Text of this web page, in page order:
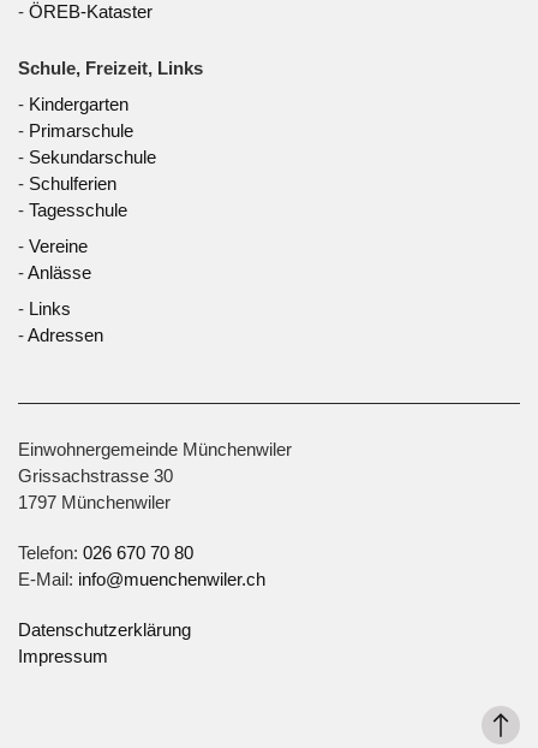
- ÖREB-Kataster
Schule, Freizeit, Links
- Kindergarten
- Primarschule
- Sekundarschule
- Schulferien
- Tagesschule
- Vereine
-Anlässe
- Links
-Adressen
Einwohnergemeinde Münchenwiler
Grissachstrasse 30
1797 Münchenwiler
Telefon: 026 670 70 80
E-Mail: info@muenchenwiler.ch
Datenschutzerklärung
Impressum